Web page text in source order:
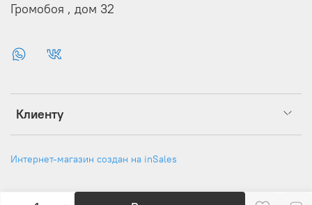
Клиенту
Громобоя , дом 32
Интернет-магазин создан на inSales